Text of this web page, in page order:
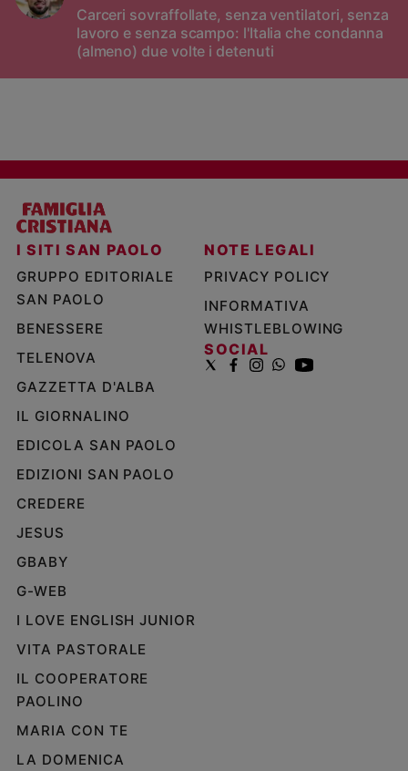
Carceri sovraffollate, senza ventilatori, senza
lavoro e senza scampo: l'Italia che condanna
(almeno) due volte i detenuti
I SITI SAN PAOLO
GRUPPO EDITORIALE
SAN PAOLO
BENESSERE
TELENOVA
GAZZETTA D'ALBA
IL GIORNALINO
EDICOLA SAN PAOLO
EDIZIONI SAN PAOLO
CREDERE
JESUS
GBABY
G-WEB
I LOVE ENGLISH JUNIOR
VITA PASTORALE
IL COOPERATORE
PAOLINO
MARIA CON TE
LA DOMENICA
NOTE LEGALI
PRIVACY POLICY
INFORMATIVA
WHISTLEBLOWING
SOCIAL